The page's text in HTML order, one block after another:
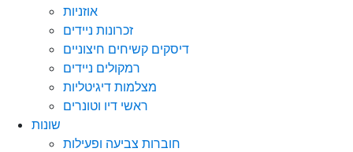
אוזניות
זכרונות ניידים
דיסקים קשיחים חיצוניים
רמקולים ניידים
מצלמות דיגיטליות
ראשי דיו וטונרים
שונות
חוברות צביעה ופעילות